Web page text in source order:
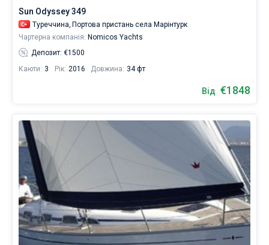
Sun Odyssey 349
Туреччина, Портова пристань села Марінтурк
Чартерна компанія: Nomicos Yachts
Депозит: €1500
Каюти: 3 Рік: 2016 Довжина: 34 фт
Від €1848